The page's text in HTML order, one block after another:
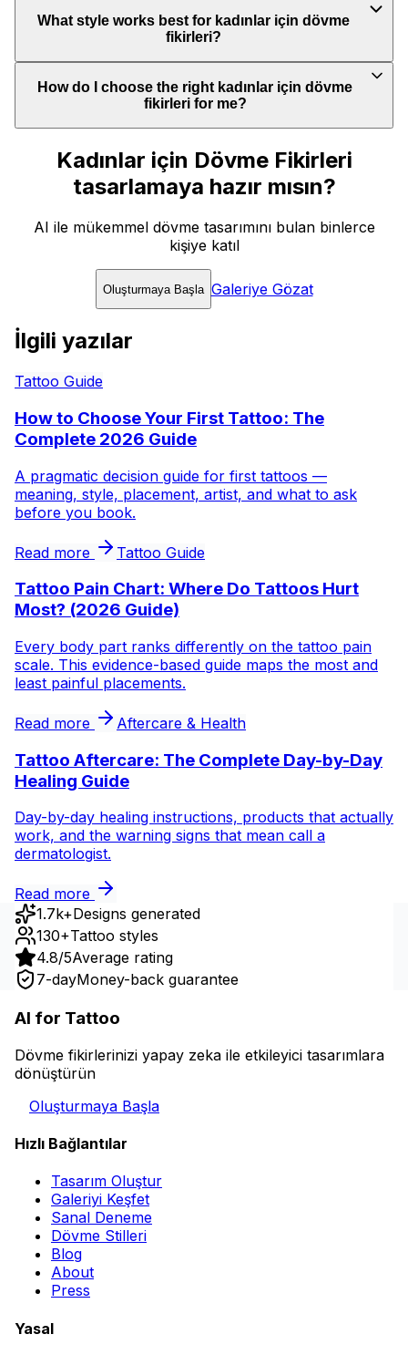
What style works best for kadınlar için dövme
fikirleri?
How do I choose the right kadınlar için dövme
fikirleri for me?
Kadınlar için Dövme Fikirleri
tasarlamaya hazır mısın?
AI ile mükemmel dövme tasarımını bulan binlerce
kişiye katıl
Oluşturmaya Başla Galeriye Gözat
İlgili yazılar
Tattoo Guide
How to Choose Your First Tattoo: The
Complete 2026 Guide
A pragmatic decision guide for first tattoos —
meaning, style, placement, artist, and what to ask
before you book.
Read more Tattoo Guide
Tattoo Pain Chart: Where Do Tattoos Hurt
Most? (2026 Guide)
Every body part ranks differently on the tattoo pain
scale. This evidence-based guide maps the most and
least painful placements.
Read more Aftercare & Health
Tattoo Aftercare: The Complete Day-by-Day
Healing Guide
Day-by-day healing instructions, products that actually
work, and the warning signs that mean call a
dermatologist.
Read more
1.7k+Designs generated
130+Tattoo styles
4.8/5Average rating
7-dayMoney-back guarantee
AI for Tattoo
Dövme fikirlerinizi yapay zeka ile etkileyici tasarımlara
dönüştürün
Oluşturmaya Başla
Hızlı Bağlantılar
Tasarım Oluştur
Galeriyi Keşfet
Sanal Deneme
Dövme Stilleri
Blog
About
Press
Yasal